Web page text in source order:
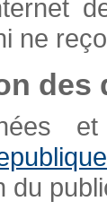
ne
des
du